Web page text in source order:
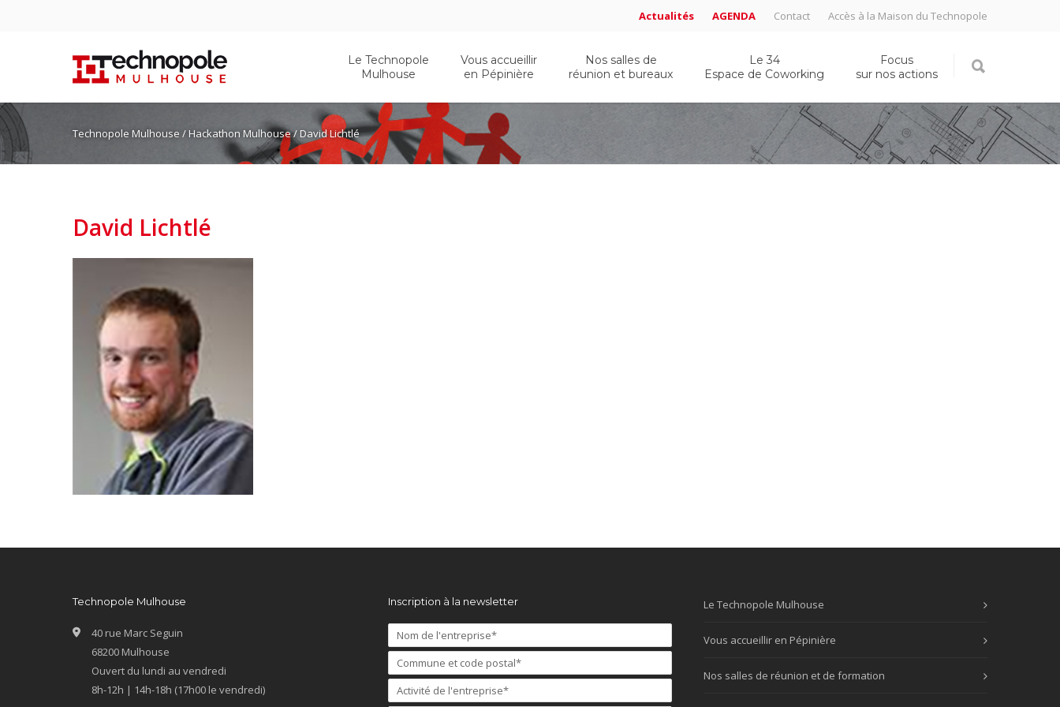
Actualités AGENDA Contact Accès à la Maison du Technopole
Le Technopole
Mulhouse
Vous accueillir
en Pépinière
Nos salles de
réunion et bureaux
Le 34
Espace de Coworking
Focus
sur nos actions
Technopole Mulhouse / Hackathon Mulhouse/ David Lichtlé
David Lichtlé
Technopole Mulhouse
40 rue Marc Seguin
68200 Mulhouse
Ouvert du lundi au vendredi
8h-12h | 14h-18h (17h00 le vendredi)
Inscription à la newsletter Le Technopole Mulhouse
Vous accueillir en Pépinière
Nos salles de réunion et de formation